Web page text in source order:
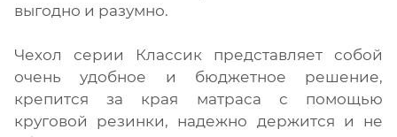
выгодно и разумно.
Чехол серии Классик представляет собой
очень удобное и бюджетное решение,
крепится за края матраса с помощью
круговой резинки, надежно держится и не